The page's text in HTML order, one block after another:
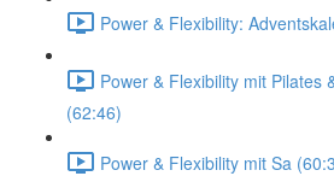
Power & Flexibility:
Power & Flexibility mit Pilates
(62:46)
Power & Flexibility mit Sa